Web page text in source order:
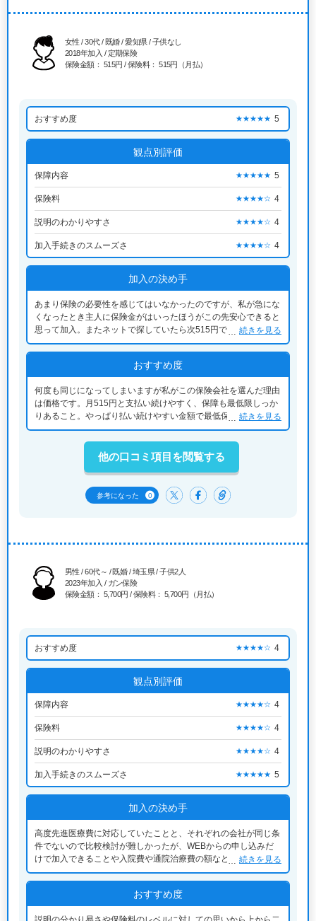
女性 / 30代 / 既婚 / 愛知県 / 子供なし
2018年加入 / 定期保険
保険金額： 515円 / 保険料： 515円（月払）
おすすめ度 ★★★★★ 5
観点別評価
保障内容 ★★★★★ 5
保険料 ★★★★☆ 4
説明のわかりやすさ ★★★★☆ 4
加入手続きのスムーズさ ★★★★☆ 4
加入の決め手
あまり保険の必要性を感じてはいなかったのですが、私が急にな
くなったとき主人に保険金がはいったほうがこの先安心できると
思って加入。またネットで探していたら次515円で加入できる気
軽さからこの価格だったら入ってもいいかと思い加入しました。
続きを見る
おすすめ度
何度も同じになってしまいますが私がこの保険会社を選んだ理由
は価格です。月515円と支払い続けやすく、保障も最低限しっか
りあること。やっぱり払い続けやすい金額で最低保障があるとい
う点が大きいです。あとはネット型で加入等すごくスムーズだっ
たということです。
続きを見る
参考になった 0
他の口コミ項目を閲覧する
男性 / 60代～ / 既婚 / 埼玉県 / 子供2人
2023年加入 / ガン保険
保険金額： 5,700円 / 保険料： 5,700円（月払）
おすすめ度 ★★★★☆ 4
観点別評価
保障内容 ★★★★☆ 4
保険料 ★★★★☆ 4
説明のわかりやすさ ★★★★☆ 4
加入手続きのスムーズさ ★★★★★ 5
加入の決め手
高度先進医療費に対応していたことと、それぞれの会社が同じ条
件でないので比較検討が難しかったが、WEBからの申し込みだ
けで加入できることや入院費や通院治療費の額などを比較したと
きに、自分なりにコスパが良いと思った。また、WEB上の評
判・評価も参考にしたうえでの総合的な判断。
続きを見る
おすすめ度